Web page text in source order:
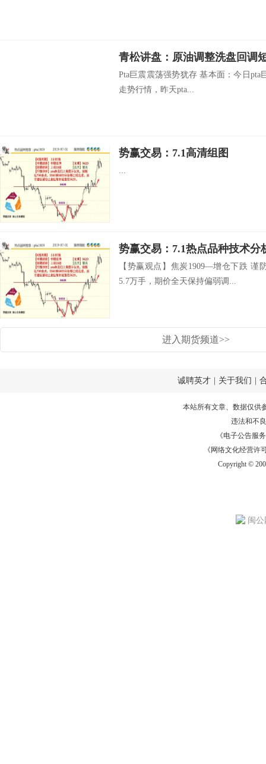
青松讲盘：原油调整洗盘回调
Pta巨震震荡强势犹存 基本面：今日pta
走势行情，昨天pta...
势赢交易：7.1高清组图
...
势赢交易：7.1热点品种技术分
【势赢观点】焦炭1909—增仓下跌
5.7万手，期价全天保持偏弱调...
进入期货频道>>
诚聘英才 关于我们
本站所有文章、数据仅供
违法和不
《电子公告服务
《网络文化经营许
Copyright ©
闽公